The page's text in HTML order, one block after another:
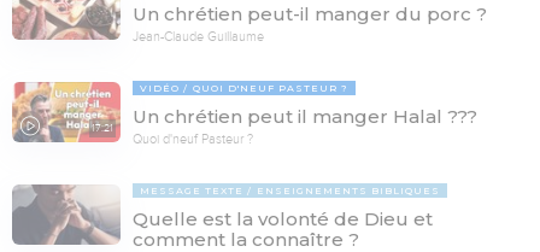
Un chrétien peut-il manger du porc ?
Jean-Claude Guillaume
17:21
VIDÉO QUOI D'NEUF PASTEUR ?
Un chrétien peut il manger Halal ???
Quoi d'neuf Pasteur ?
MESSAGE TEXTE ENSEIGNEMENTS BIBLIQUES
Quelle est la volonté de Dieu et
comment la connaître ?